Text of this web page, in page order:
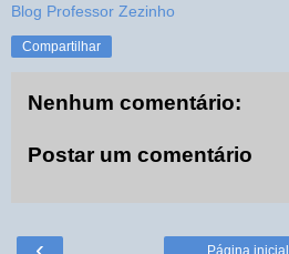
Blog Professor Zezinho
Compartilhar
Nenhum comentário:
Postar um comentário
Página inicial